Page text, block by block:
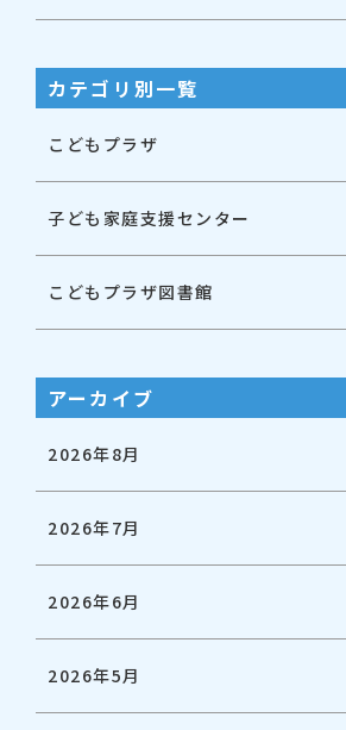
カテゴリ別一覧
こどもプラザ
子ども家庭支援センター
こどもプラザ図書館
アーカイブ
2026年8月
2026年7月
2026年6月
2026年5月